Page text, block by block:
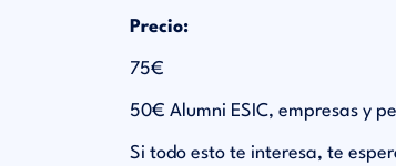
Precio:
75€
50€ Alumni ESIC, empresas y
Si todo esto te interesa, te